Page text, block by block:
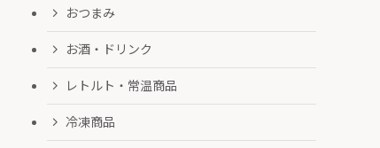
おつまみ
お酒・ドリンク
レトルト・常温商品
冷凍商品